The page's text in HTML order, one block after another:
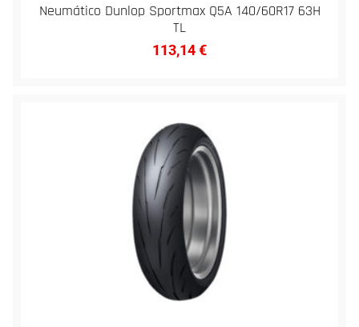
Neumático Dunlop Sportmax Q5A 140/60R17 63H
TL
113,14€